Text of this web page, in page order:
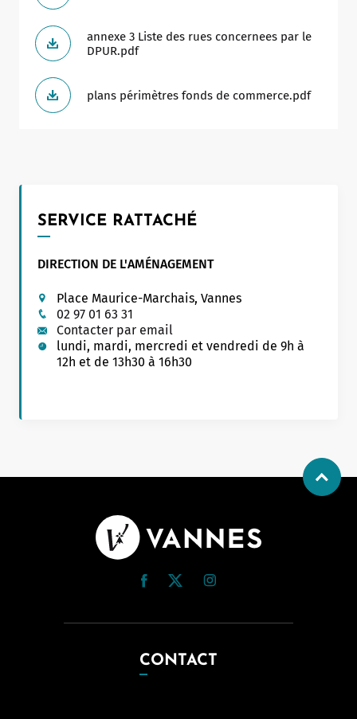
annexe 3 Liste des rues concernees par le
DPUR.pdf
plans périmètres fonds de commerce.pdf
SERVICE RATTACHÉ
DIRECTION DE L'AMÉNAGEMENT
Place Maurice-Marchais, Vannes
02 97 01 63 31
Contacter par email
lundi, mardi, mercredi et vendredi de 9h à
12h et de 13h30 à 16h30
CONTACT